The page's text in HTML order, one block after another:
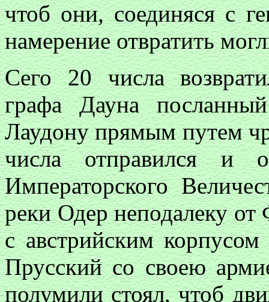
чтоб они, соединяся с
намерение отвратить
Сего 20 числа
графа Дауна
Лаудону прямым путем
числа отправился и
Императорского
реки Одер неподалеку
с австрийским корпусом
Прусский со своею
полумили стоял, чтоб